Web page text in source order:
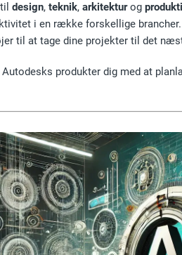
design, teknik, arkitekturog
i en række forskellige brancher.
til at tage dine projekter til det
produkter dig med at